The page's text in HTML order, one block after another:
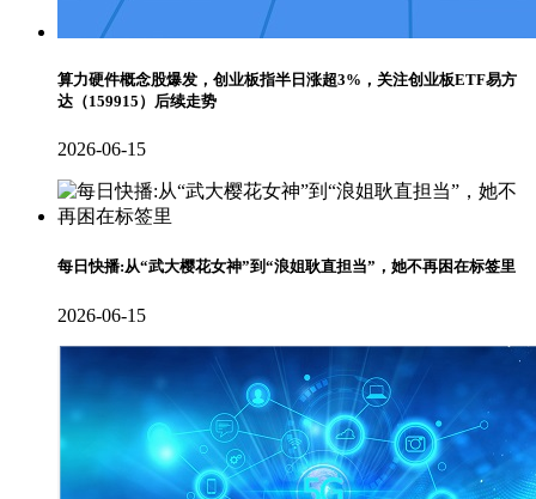
算力硬件概念股爆发，创业板指半日涨超3%，关注创业板ETF易方
达（159915）后续走势
2026-06-15
每日快播:从“武大樱花女神”到“浪姐耿直担当”，她不再困在标签里
2026-06-15